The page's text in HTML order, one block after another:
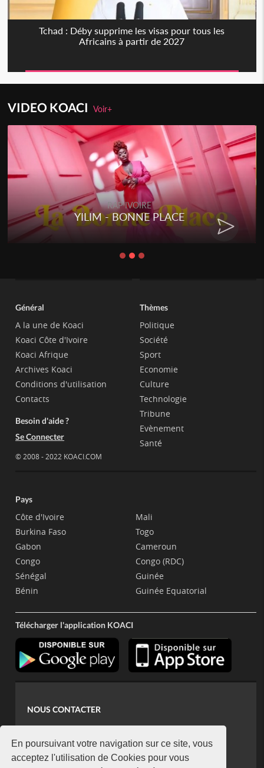
En poursuivant votre navigation sur ce site, vous
acceptez l'utilisation de Cookies pour vous
Tchad : Déby supprime les visas pour tous les
Africains à partir de 2027
VIDEO KOACIVoir+
RAP IVOIRE
YILIM - BONNE PLACE
Général
A la une de Koaci
Koaci Côte d'Ivoire
Koaci Afrique
Archives Koaci
Conditions d'utilisation
Contacts
Besoin d'aide ?
Se Connecter
© 2008 - 2022 KOACI.COM
Thèmes
Politique
Société
Sport
Economie
Culture
Technologie
Tribune
Evènement
Santé
Pays
Côte d'Ivoire
Burkina Faso
Gabon
Congo
Sénégal
Bénin
Mali
Togo
Cameroun
Congo (RDC)
Guinée
Guinée Equatorial
Télécharger l'application KOACI
NOUS CONTACTER
koaci@yahoo.fr
+225 07 08 85 52 93